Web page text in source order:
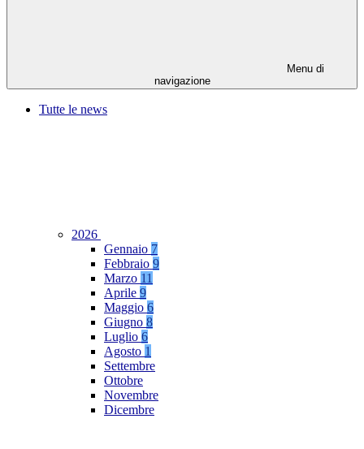
Menu di
navigazione
Tutte le news
2026
Gennaio 7
Febbraio 9
Marzo 11
Aprile 9
Maggio 6
Giugno 8
Luglio 6
Agosto 1
Settembre
Ottobre
Novembre
Dicembre